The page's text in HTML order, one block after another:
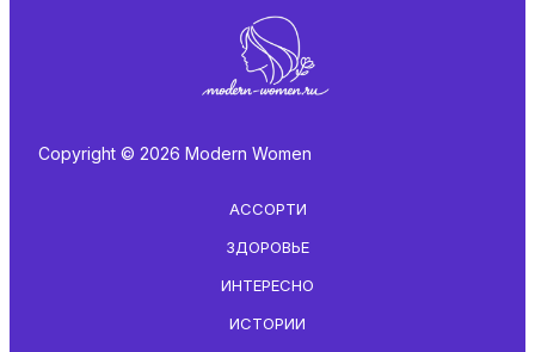
Copyright © 2026 Modern Women
АССОРТИ
ЗДОРОВЬЕ
ИНТЕРЕСНО
ИСТОРИИ